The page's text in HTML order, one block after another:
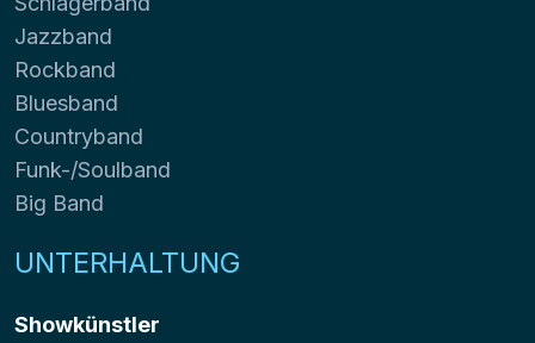
Jazzband
Rockband
Bluesband
Countryband
Funk-/Soulband
Big Band
UNTERHALTUNG
Showkünstler